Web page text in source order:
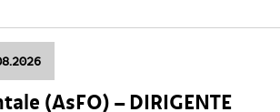
(AsFO) – DIRIGENTE